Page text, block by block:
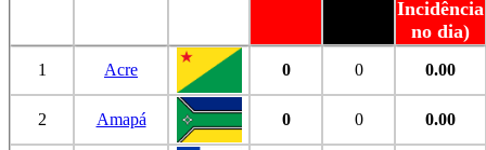
Incidência
no dia)
1 Acre 0 0 0.00
2 Amapá 0 0 0.00